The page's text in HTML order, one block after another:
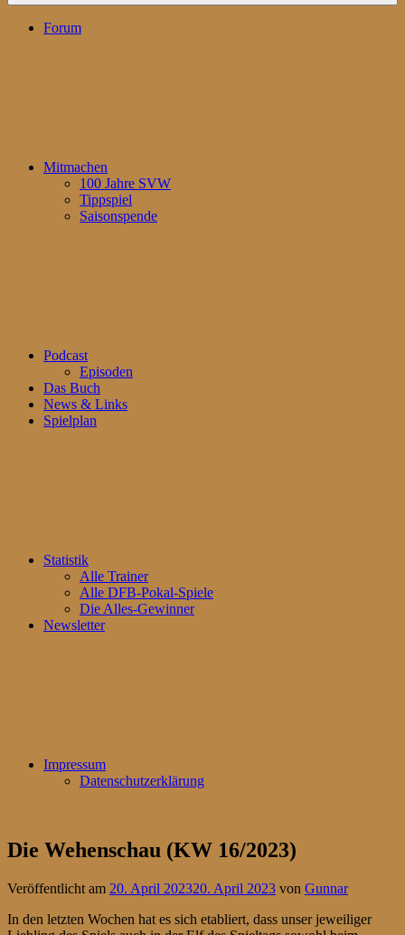
Forum
Mitmachen
100 Jahre SVW
Tippspiel
Saisonspende
Podcast
Episoden
Das Buch
News & Links
Spielplan
Statistik
Alle Trainer
Alle DFB-Pokal-Spiele
Die Alles-Gewinner
Newsletter
Impressum
Datenschutzerklärung
Die Wehenschau (KW 16/2023)
Veröffentlicht am 20. April 202320. April 2023 von Gunnar
In den letzten Wochen hat es sich etabliert, dass unser jeweiliger